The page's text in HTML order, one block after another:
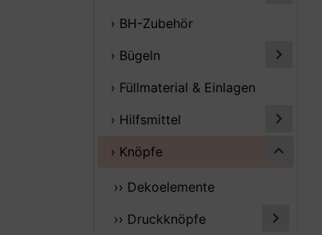
› BH-Zubehör
› Bügeln
› Füllmaterial & Einlagen
› Hilfsmittel
› Knöpfe
›› Dekoelemente
›› Druckknöpfe